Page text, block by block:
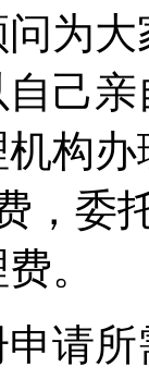
为
己
构
，委
理费
请